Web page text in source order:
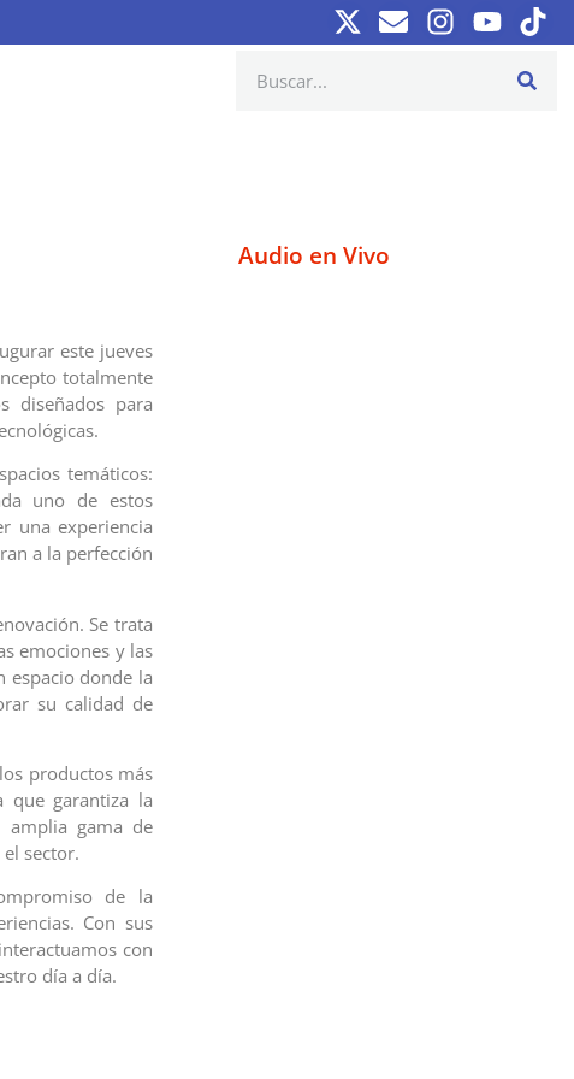
este jueves
totalmente
diseñados para
temáticos:
uno de estos
una experiencia
a la perfección
Se trata
emociones y las
espacio donde la
su calidad de
productos más
que garantiza la
amplia gama de
sector.
de la
Con sus
con
día a día.
Audio en Vivo